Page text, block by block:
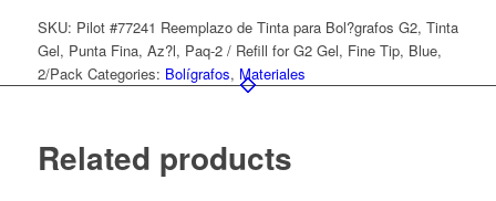
SKU: Pilot #77241 Reemplazo de Tinta para Bol?grafos G2, Tinta
Gel, Punta Fina, Az?l, Paq-2 / Refill for G2 Gel, Fine Tip, Blue,
2/Pack Categories: Bolígrafos, Materiales
Related products